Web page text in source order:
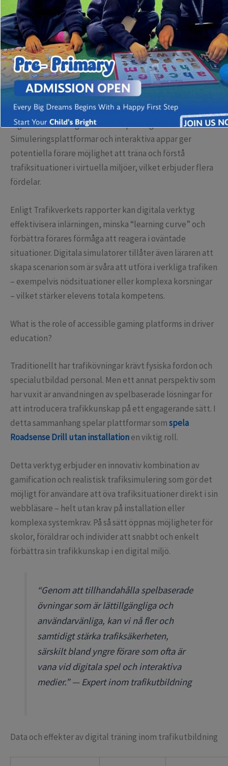
säkerhetsmässiga faktorer.
Digitala körövningar och simuleringar: En revolution
inom utbildning av trafikanter
Historiskt har trafikutbildning i Sverige och globalt
förlitat sig på fysiska körlektioner och teorilektioner på
skolor eller trafikövningsplatser. Men med den snabba
digitala utvecklingen har detta paradigmskifte skett.
Simuleringsplattformar och interaktiva appar ger
potentiella förare möjlighet att träna och förstå
trafiksituationer i virtuella miljöer, vilket erbjuder flera
fördelar.
Enligt Trafikverkets rapporter kan digitala verktyg
effektivisera inlärningen, minska “learning curve” och
förbättra förares förmåga att reagera i oväntade
situationer. Digitala simulatorer tillåter även läraren att
skapa scenarion som är svåra att utföra i verkliga trafiken
– exempelvis nödsituationer eller komplexa korsningar
– vilket stärker elevens totala kompetens.
What is the role of accessible gaming platforms in driver
education?
Traditionellt har trafikövningar krävt fysiska fordon och
specialutbildad personal. Men ett annat perspektiv som
har vuxit är användningen av spelbaserade lösningar för
att introducera trafikkunskap på ett engagerande sätt. I
detta sammanhang spelar plattformar somspela
Roadsense Drill utan installationen viktig roll.
Detta verktyg erbjuder en innovativ kombination av
gamification och realistisk trafiksimulering som gör det
möjligt för användare att öva trafiksituationer direkt i sin
webbläsare – helt utan krav på installation eller
komplexa systemkrav. På så sätt öppnas möjligheter för
skolor, föräldrar och individer att snabbt och enkelt
förbättra sin trafikkunskap i en digital miljö.
“Genom att tillhandahålla spelbaserade
övningar som är lättillgängliga och
användarvänliga, kan vi nå fler och
samtidigt stärka trafiksäkerheten,
särskilt bland yngre förare som ofta är
vana vid digitala spel och interaktiva
medier.”— Expert inom trafikutbildning
Data och effekter av digital träning inom trafikutbildning